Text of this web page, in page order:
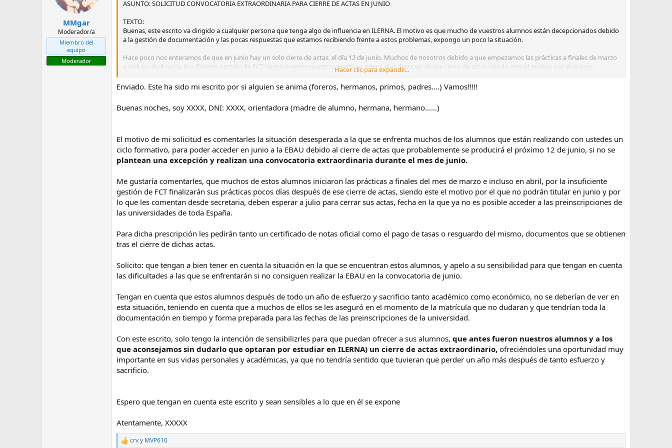
Un saludo.
DESTINATARIOS:secretaria@ilernaonline.com/online@ilerna.com/ alumnos@ilernaonline.com
AGRADECERIAMOS MUCHO QUE TODOS LOS QUE PODAIS ENVIES ESTE MENSAJE POR CORREO A LAS DIRECCIONES ENVIADAS.
Si estáis interesados en el ciclo y enviáis el correo indicarlo, decir que os ha llegado esta información y estáis dudando en si realmente merece la pena hacer el ciclo con
ILERNA. Toda ayuda es agradecida. Muchas gracias.
n
MMgar
Moderador/a
Miembro del
equipo
Moderador
ASUNTO: SOLICITUD CONVOCATORIA EXTRAORDINARIA PARA CIERRE DE ACTAS EN JUNIO
TEXTO:
Buenas, este escrito va dirigido a cualquier persona que tenga algo de influencia en ILERNA. El motivo es que mucho de vuestros alumnos están decepcionados debido
a la gestión de documentación y las pocas respuestas que estamos recibiendo frente a estos problemas, expongo un poco la situación.
Hace poco nos enteramos de que en junio hay un solo cierre de actas, el día 12 de junio. Muchos de nosotros debido a que empezamos las prácticas a finales de marzo
e incluso abril por la insuficiente gestión de FCT terminaremos nuestras practicas pocos dias despues de ese cierre de actas siendo este el motivo por el que no
podemos titular en junio y por lo que nos dicen desde secretaria debemos esperar a julio para cerrar nuestras actas, fecha que se pasa de las preinscripciones a la
universidad de toda España. Para esta prescripción nos piden tanto un certificado de notas oficial como el pago de tasas o resguardo del mismo, documentos que se
obtienen tras el cierre de actas. Pedimos alguna situación a secretaria y se lavan las manos dejándonos en esta situación de desesperación despues de todo un año de
que tendríamos todo listo para la universidad, pero claro eso en el momento de la matricula, a la hora de pagar todo perfecto.
de papeles nos quedemos a las puertas de entrar a la universidad y perder un año despues de todo el sacrificio.
Esperamos que se preste la atención necesaria a nuestra petición porque sino nos veremos obligados a difundirlo por redes sociales y que todo el mundo conozca la
poca consideración que tiene ILERNA frente a sus alumnos.
Un saludo.
DESTINATARIOS:secretaria@ilernaonline.com
AGRADECERIAMOS MUCHO QUE TODOS LOS QUE PODAIS ENVIES ESTE MENSAJE POR CORREO A LAS DIRECCIONES ENVIADAS.
Si estáis interesados en el ciclo y enviáis el correo indicarlo, decir que os ha llegado esta información y estáis dudando en si realmente merece la pena hacer el ciclo con
Hacer clic para expandir...
Enviado. Este ha sido mi escrito por si alguien se anima (foreros, hermanos, primos, padres....) Vamos!!!!!
Buenas noches, soy XXXX, DNI: XXXX, orientadora (madre de alumno, hermana, hermano……)
El motivo de mi solicitud es comentarles la situación desesperada a la que se enfrenta muchos de los alumnos que están realizando con ustedes un
ciclo formativo, para poder acceder en junio a la EBAU debido al cierre de actas que probablemente se producirá el próximo 12 de junio, si no se
plantean una excepción y realizan una convocatoria extraordinaria durante el mes de junio.
Me gustaría comentarles, que muchos de estos alumnos iniciaron las prácticas a finales del mes de marzo e incluso en abril, por la insuficiente
gestión de FCT finalizarán sus prácticas pocos días después de ese cierre de actas, siendo este el motivo por el que no podrán titular en junio y por
lo que les comentan desde secretaria, deben esperar a julio para cerrar sus actas, fecha en la que ya no es posible acceder a las preinscripciones de
las universidades de toda España.
Para dicha prescripción les pedirán tanto un certificado de notas oficial como el pago de tasas o resguardo del mismo, documentos que se obtienen
tras el cierre de dichas actas.
Solicito: que tengan a bien tener en cuenta la situación en la que se encuentran estos alumnos, y apelo a su sensibilidad para que tengan en cuenta
las dificultades a las que se enfrentarán si no consiguen realizar la EBAU en la convocatoria de junio.
Tengan en cuenta que estos alumnos después de todo un año de esfuerzo y sacrificio tanto académico como económico, no se deberían de ver en
esta situación, teniendo en cuenta que a muchos de ellos se les aseguró en el momento de la matrícula que no dudaran y que tendrían toda la
documentación en tiempo y forma preparada para las fechas de las preinscripciones de la universidad.
Con este escrito, solo tengo la intención de sensibilizrles para que puedan ofrecer a sus alumnos, que antes fueron nuestros alumnos y a los
que aconsejamos sin dudarlo que optaran por estudiar en ILERNA) un cierre de actas extraordinario, ofreciéndoles una oportunidad muy
importante en sus vidas personales y académicas, ya que no tendría sentido que tuvieran que perder un año más después de tanto esfuerzo y
sacrificio.
Espero que tengan en cuenta este escrito y sean sensibles a lo que en él se expone
Atentamente, XXXXX
R
crvy MVP610